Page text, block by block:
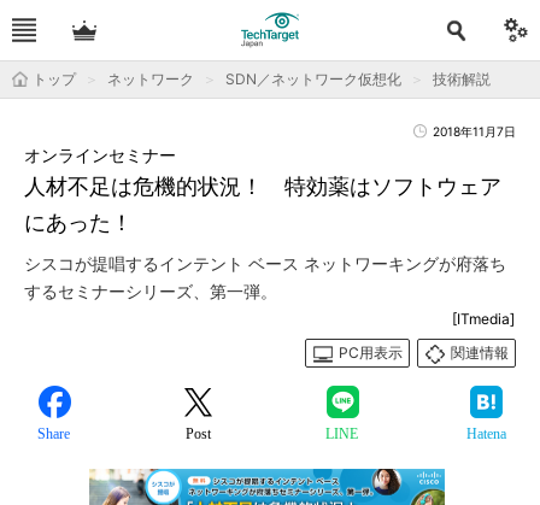
トップ ネットワーク SDN／ネットワーク仮想化 技術解説
2018年11月7日
人材不足は危機的状況！ 特効薬はソフトウェア
にあった！
オンラインセミナー
シスコが提唱するインテント ベース ネットワーキングが府落ち
するセミナーシリーズ、第一弾。
[ITmedia]
PC用表示
関連情報
Share Post LINE Hatena